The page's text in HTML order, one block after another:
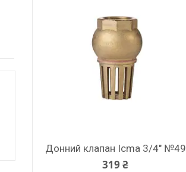
Донний клапан Icma 3/4" №49
319 ₴